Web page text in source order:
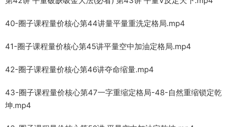
40-圈子课程量价核心第44讲量平量重洗定格局.mp4
41-圈子课程量价核心第45讲平量空中加油定格局.mp4
42-圈子课程量价核心第46讲夺命缩量.mp4
43-圈子课程量价核心第47一字重缩定格局-48-自然重缩锁定乾
坤.mp4